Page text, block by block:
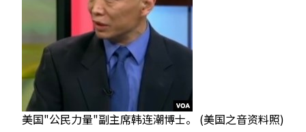
美国"公民力量"副主席韩连潮博士。 (美国之音资料照)